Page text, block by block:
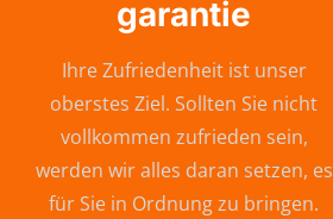
garantie
Ihre Zufriedenheit ist unser
oberstes Ziel. Sollten Sie nicht
vollkommen zufrieden sein,
werden wir alles daran setzen, es
für Sie in Ordnung zu bringen.